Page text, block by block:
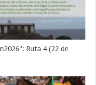
Ruta 4 (22 de